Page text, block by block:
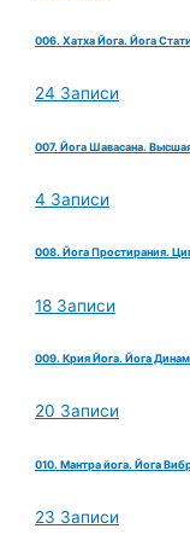
006. Хатха Йога. Йога
24 Записи
007. Йога Шавасана.
4 Записи
008. Йога Простирания.
18 Записи
009. Крия Йога. Йога
20 Записи
010. Мантра йога. Йога
23 Записи